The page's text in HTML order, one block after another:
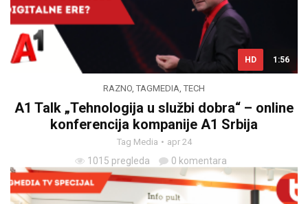
HD 1:56
RAZNO, TAGMEDIA, TECH
A1 Talk „Tehnologija u službi dobra“ – online
konferencija kompanije A1 Srbija
Tag Media apr 24
1015 pregleda 0 komentara